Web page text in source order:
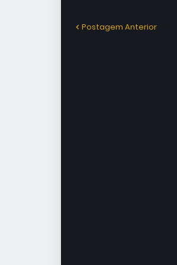
Postagem Anterior